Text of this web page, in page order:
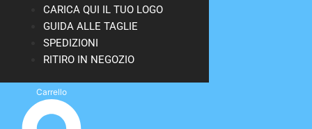
CARICA QUI IL TUO LOGO
GUIDA ALLE TAGLIE
SPEDIZIONI
RITIRO IN NEGOZIO
Carrello